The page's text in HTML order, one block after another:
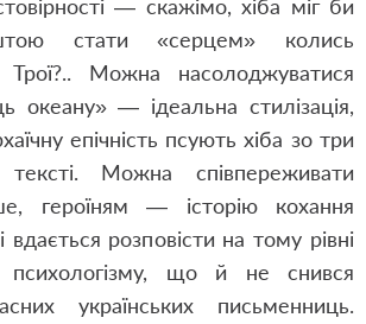
— скажімо, хіба міг би
стати «серцем» колись
Можна насолоджуватися
океану» — ідеальна стилізація,
епічність псують хіба зо три
Можна співпереживати
героїням — історію кохання
вдається розповісти на тому рівні
психологізму, що й не снився
українських письменниць.